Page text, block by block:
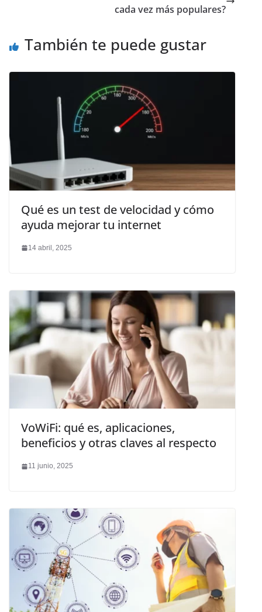
cada vez más populares?
También te puede gustar
Qué es un test de velocidad y cómo
ayuda mejorar tu internet
14 abril, 2025
VoWiFi: qué es, aplicaciones,
beneficios y otras claves al respecto
11 junio, 2025